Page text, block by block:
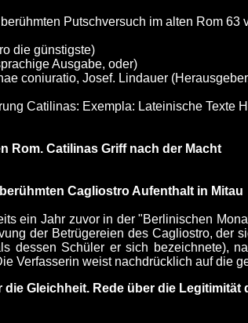
Putschversuch im alten Rom 63
die günstigste)
Ausgabe, oder)
coniuratio, Josef. Lindauer
Catilinas: Exempla: Lateinische Texte
Rom. Catilinas Griff nach der Macht
Cagliostro Aufenthalt in Mitau
ein Jahr zuvor in der "Berlinischen
der Betrügereien des Cagliostro, der
dessen Schüler er sich bezeichnete),
Verfasserin weist nachdrücklich auf die
Gleichheit. Rede über die Legitimität